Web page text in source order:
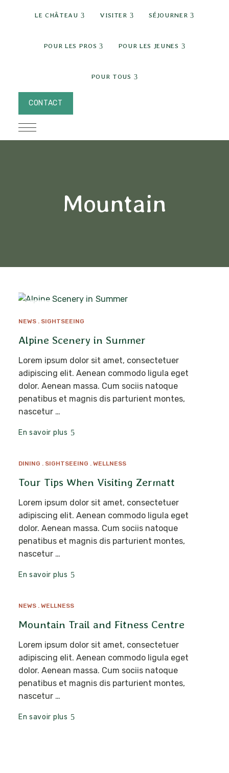
LE CHÂTEAU expand child menu
VISITER expand child menu
SÉJOURNER expand
POUR LES PROS expand child menu
POUR LES JEUNES expand
POUR TOUS expand child menu
CONTACT
Mountain
16
NEWS SIGHTSEEING
Alpine Scenery in Summer
Lorem ipsum dolor sit amet, consectetuer
adipiscing elit. Aenean commodo ligula eget
dolor. Aenean massa. Cum sociis natoque
penatibus et magnis dis parturient montes,
nascetur …
En savoir plus
MAR
DINING SIGHTSEEING WELLNESS
Tour Tips When Visiting Zermatt
Lorem ipsum dolor sit amet, consectetuer
adipiscing elit. Aenean commodo ligula eget
dolor. Aenean massa. Cum sociis natoque
penatibus et magnis dis parturient montes,
nascetur …
En savoir plus
MAR
NEWS WELLNESS
Mountain Trail and Fitness Centre
Lorem ipsum dolor sit amet, consectetuer
adipiscing elit. Aenean commodo ligula eget
dolor. Aenean massa. Cum sociis natoque
penatibus et magnis dis parturient montes,
nascetur …
En savoir plus